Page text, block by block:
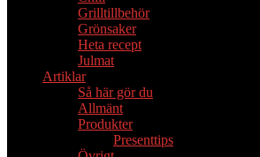
Grilltillbehör
Grönsaker
Heta recept
Julmat
Artiklar
Så här gör du
Allmänt
Produkter
Presenttips